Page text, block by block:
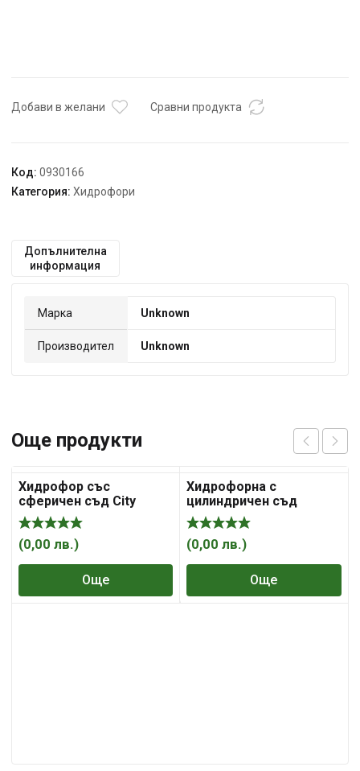
Добави в желани Сравни продукта
Код: 0930166
Категория: Хидрофори
Допълнителна
информация
Марка Unknown
Производител Unknown
Още продукти
Хидрофор със
сферичен съд City
Pumps 24SP/IP 700M
(0,00 лв.)
Още
Хидрофорна с
цилиндричен съд
Thermador Dipra Ecop
140/20
(0,00лв.)
Още